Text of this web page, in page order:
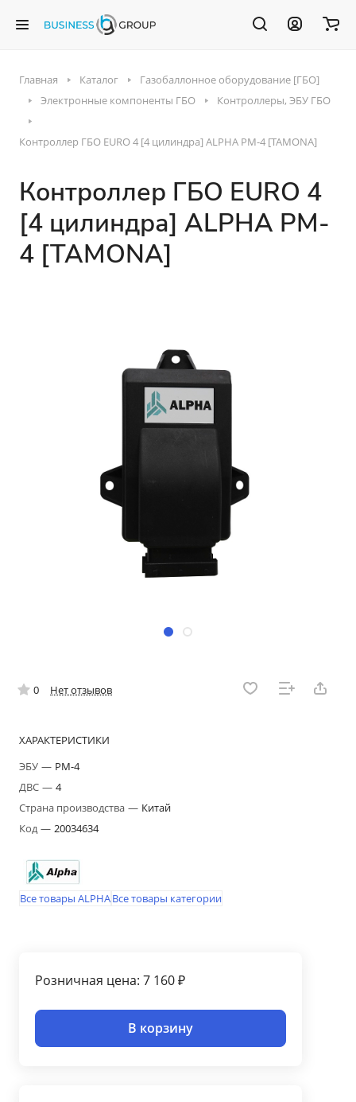
Главная Каталог
Газобаллонное оборудование [ГБО]
Электронные компоненты ГБО
Контроллеры, ЭБУ ГБО
Контроллер ГБО EURO 4 [4 цилиндра] ALPHA PM-4 [TAMONA]
Контроллер ГБО EURO 4
[4 цилиндра] ALPHA PM-
4 [TAMONA]
0 Нет отзывов
ХАРАКТЕРИСТИКИ
ЭБУ — PM-4
ДВС — 4
Страна производства — Китай
Код— 20034634
Все товары ALPHAВсе товары категории
Розничная цена: 7 160 ₽
В корзину